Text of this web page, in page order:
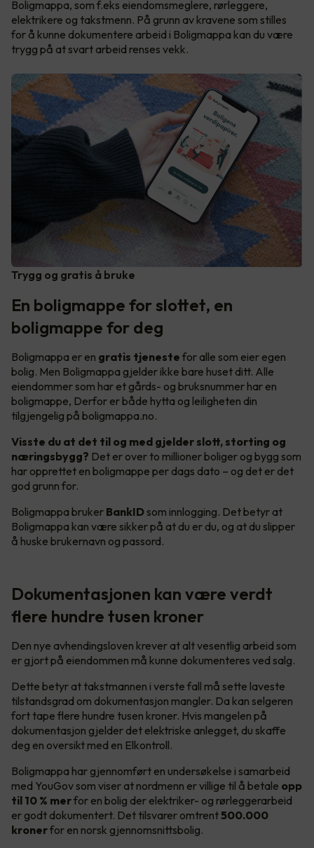
Boligmappa, som f.eks eiendomsmeglere, rørleggere,
elektrikere og takstmenn. På grunn av kravene som stilles
for å kunne dokumentere arbeid i Boligmappa kan du være
trygg på at svart arbeid renses vekk.
Trygg og gratis å bruke
En boligmappe for slottet, en
boligmappe for deg
Boligmappa er en gratis tjeneste for alle som eier egen
bolig. Men Boligmappa gjelder ikke bare huset ditt. Alle
eiendommer som har et gårds- og bruksnummer har en
boligmappe, Derfor er både hytta og leiligheten din
tilgjengelig på boligmappa.no.
Visste du at det til og med gjelder slott, storting og
næringsbygg? Det er over to millioner boliger og bygg som
har opprettet en boligmappe per dags dato – og det er det
god grunn for.
Boligmappa bruker BankIDsom innlogging. Det betyr at
Boligmappa kan være sikker på at du er du, og at du slipper
å huske brukernavn og passord.
Dokumentasjonen kan være verdt
flere hundre tusen kroner
Den nye avhendingsloven krever at alt vesentlig arbeid som
er gjort på eiendommen må kunne dokumenteres ved salg.
Dette betyr at takstmannen i verste fall må sette laveste
tilstandsgrad om dokumentasjon mangler. Da kan selgeren
fort tape flere hundre tusen kroner. Hvis mangelen på
dokumentasjon gjelder det elektriske anlegget, du skaffe
deg en oversikt med en Elkontroll.
Boligmappa har gjennomført en undersøkelse i samarbeid
med YouGov som viser at nordmenn er villige til å betale opp
til 10 % merfor en bolig der elektriker- og rørleggerarbeid
er godt dokumentert. Det tilsvarer omtrent500.000
kronerfor en norsk gjennomsnittsbolig.